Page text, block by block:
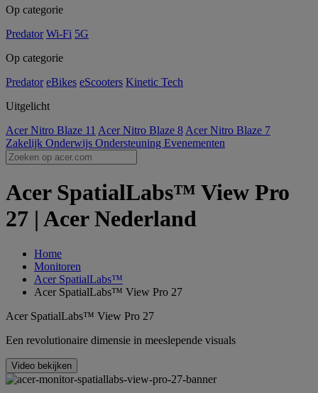
Op categorie
Predator Wi-Fi 5G
Op categorie
Predator eBikes eScooters Kinetic Tech
Uitgelicht
Acer Nitro Blaze 11 Acer Nitro Blaze 8 Acer Nitro Blaze 7
Zakelijk Onderwijs Ondersteuning Evenementen
Acer SpatialLabs™ View Pro
27 | Acer Nederland
Home
Monitoren
Acer SpatialLabs™
Acer SpatialLabs™ View Pro 27
Acer SpatialLabs™ View Pro 27
Een revolutionaire dimensie in meeslepende visuals
Video bekijken